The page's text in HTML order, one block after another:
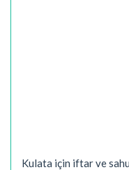
Kulata için iftar ve